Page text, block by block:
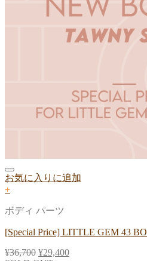
お気に入りに追加
+
ボディ パーツ
[Special Price] LITTLE GEM 43
¥36,700 ¥29,400